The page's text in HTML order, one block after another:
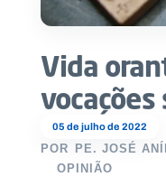
05 de julho de 2022
Vida
vocações
POR
PE. JOSÉ
OPINIÃO
O
que
Recursos
Notícias